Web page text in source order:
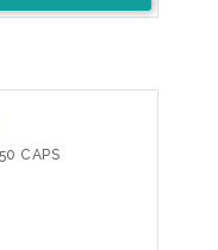
CAPS